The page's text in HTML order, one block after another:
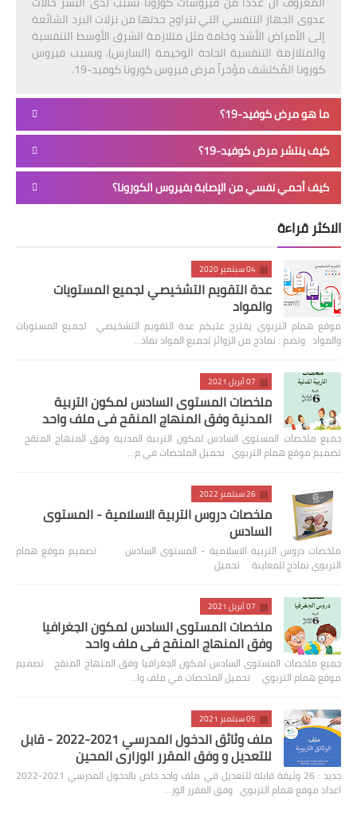
عدوى الجهاز التنفسي التي تتراوح حدتها من نزلات البرد الشائعة
إلى الأمراض الأشد وخامة مثل متلازمة الشرق الأوسط التنفسية
والمتلازمة التنفسية الحادة الوخيمة (السارس). ويسبب فيروس
كورونا المُكتشف مؤخراً مرض فيروس كورونا كوفيد-19.
ما هو مرض كوفيد-19؟
كيف ينتشر مرض كوفيد-19؟
كيف أحمي نفسي من الإصابة بفيروس الكورونا؟
الاكثر قراءة
04 سبتمبر 2020
عدة التقويم التشخيصي لجميع المستويات
والمواد
موقع همام التربوي يقترح عليكم عدة التقويم التشخيصي لجميع المستويات
والمواد وتضم : نماذج من الروائز لجميع المواد نماذ…
07 أبريل 2021
ملخصات المستوى السادس لمكون التربية
المدنية وفق المنهاج المنقح في ملف واحد
جميع ملخصات المستوى السادس لمكون التربية المدنية وفق المنهاج المنقح
تصميم موقع همام التربوي تحميل الملخصات في م…
26 سبتمبر 2022
ملخصات دروس التربية الاسلامية - المستوى
السادس
ملخصات دروس التربية الاسلامية - المستوى السادس تصميم موقع همام
التربوي نماذج للمعاينة تحميل
07 أبريل 2021
ملخصات المستوى السادس لمكون الجغرافيا
وفق المنهاج المنقح في ملف واحد
جميع ملخصات المستوى السادس لمكون الجغرافيا وفق المنهاج المنقح تصميم
موقع همام التربوي تحميل الملخصات في ملف وا…
05 سبتمبر 2021
ملف وثائق الدخول المدرسي 2021-2022 - قابل
للتعديل و وفق المقرر الوزاري المحين
جديد : 26 وثيقة قابلة للتعديل في ملف واحد خاص بالدخول المدرسي 2021-2022
اعداد موقع همام التربوي وفق المقرر الوز…